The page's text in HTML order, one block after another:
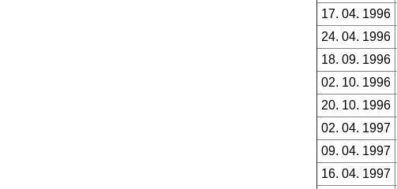
17. 04. 1996
24. 04. 1996
18. 09. 1996
02. 10. 1996
20. 10. 1996
02. 04. 1997
09. 04. 1997
16. 04. 1997